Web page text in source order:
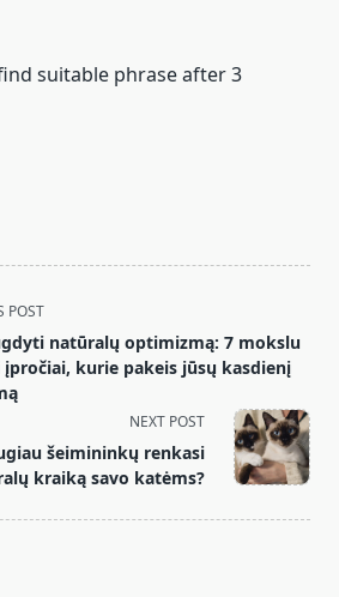
suitable phrase after 3
POST
natūralų optimizmą: 7 mokslu
kurie pakeis jūsų kasdienį
NEXT POST
šeimininkų renkasi
kraiką savo katėms?